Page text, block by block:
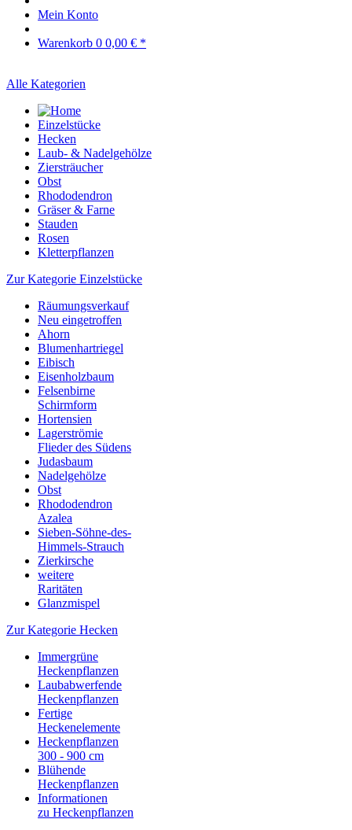
Mein Konto
Warenkorb 0 0,00 € *
Alle Kategorien
Einzelstücke
Hecken
Laub- & Nadelgehölze
Ziersträucher
Obst
Rhododendron
Gräser & Farne
Stauden
Rosen
Kletterpflanzen
Zur Kategorie Einzelstücke
Räumungsverkauf
Neu eingetroffen
Ahorn
Blumenhartriegel
Eibisch
Eisenholzbaum
Felsenbirne
Schirmform
Hortensien
Lagerströmie
Flieder des Südens
Judasbaum
Nadelgehölze
Obst
Rhododendron
Azalea
Sieben-Söhne-des-
Himmels-Strauch
Zierkirsche
weitere
Raritäten
Glanzmispel
Zur Kategorie Hecken
Immergrüne
Heckenpflanzen
Laubabwerfende
Heckenpflanzen
Fertige
Heckenelemente
Heckenpflanzen
300 - 900 cm
Blühende
Heckenpflanzen
Informationen
zu Heckenpflanzen